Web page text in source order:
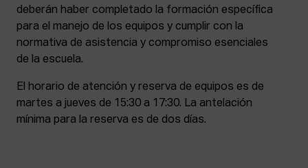
deberán haber completado la formación específica
para el manejo de los equipos y cumplir con la
normativa de asistencia y compromiso esenciales
de la escuela.
El horario de atención y reserva de equipos es de
martes a jueves de 15:30 a 17:30. La antelación
mínima para la reserva es de dos días.